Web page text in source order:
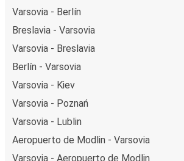
Varsovia - Berlín
Breslavia - Varsovia
Varsovia - Breslavia
Berlín - Varsovia
Varsovia - Kiev
Varsovia - Poznań
Varsovia - Lublin
Aeropuerto de Modlin - Varsovia
Varsovia - Aeropuerto de Modlin